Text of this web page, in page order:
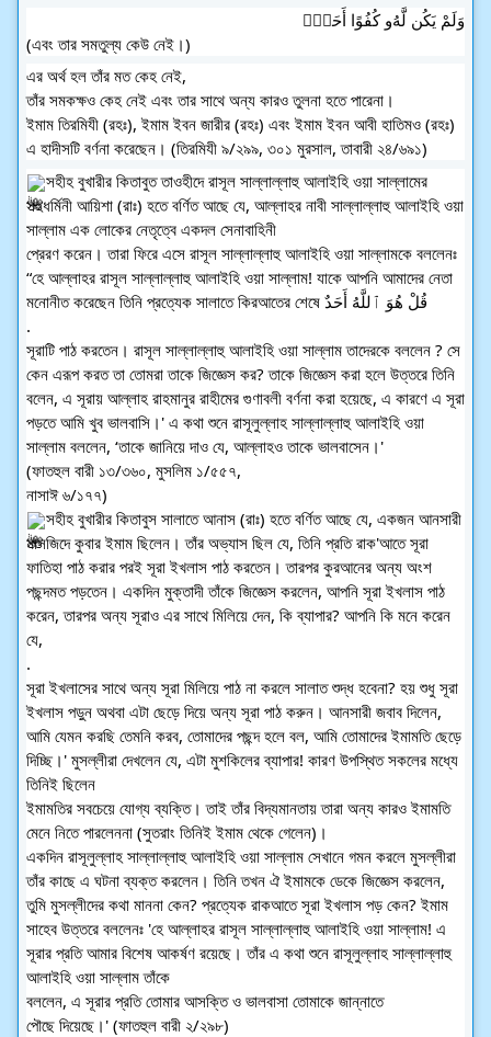
وَلَمْ يَكُن لَّهُ‌و كُفُوًا أَحَدٌۢ
(এবং তার সমতুল্য কেউ নেই।)
এর অর্থ হল তাঁর মত কেহ নেই,
তাঁর সমকক্ষও কেহ নেই এবং তার সাথে অন্য কারও তুলনা হতে পারেনা।
ইমাম তিরমিযী (রহঃ), ইমাম ইবন জারীর (রহঃ) এবং ইমাম ইবন আবী হাতিমও (রহঃ)
এ হাদীসটি বর্ণনা করেছেন। (তিরমিযী ৯/২৯৯, ৩০১ মুরসাল, তাবারী ২৪/৬৯১)
সহীহ বুখারীর কিতাবুত তাওহীদে রাসূল সাল্লাল্লাহু আলাইহি ওয়া সাল্লামের
সহধর্মিনী আয়িশা (রাঃ) হতে বর্ণিত আছে যে, আল্লাহর নাবী সাল্লাল্লাহু আলাইহি ওয়া
সাল্লাম এক লোকের নেতৃত্বে একদল সেনাবাহিনী
প্রেরণ করেন। তারা ফিরে এসে রাসূল সাল্লাল্লাহু আলাইহি ওয়া সাল্লামকে বললেনঃ
“হে আল্লাহর রাসূল সাল্লাল্লাহু আলাইহি ওয়া সাল্লাম! যাকে আপনি আমাদের নেতা
মনোনীত করেছেন তিনি প্রত্যেক সালাতে কিরআতের শেষে قُلْ هُوَ ٱللَّهُ أَحَدٌ
.
সূরাটি পাঠ করতেন। রাসূল সাল্লাল্লাহু আলাইহি ওয়া সাল্লাম তাদেরকে বললেন ? সে
কেন এরূপ করত তা তোমরা তাকে জিজ্ঞেস কর? তাকে জিজ্ঞেস করা হলে উত্তরে তিনি
বলেন, এ সূরায় আল্লাহ রাহমানুর রাহীমের গুণাবলী বর্ণনা করা হয়েছে, এ কারণে এ সূরা
পড়তে আমি খুব ভালবাসি।' এ কথা শুনে রাসূলুল্লাহ সাল্লাল্লাহু আলাইহি ওয়া
সাল্লাম বললেন, ‘তাকে জানিয়ে দাও যে, আল্লাহও তাকে ভালবাসেন।'
(ফাতহুল বারী ১৩/৩৬০, মুসলিম ১/৫৫৭,
নাসাঈ ৬/১৭৭)
সহীহ বুখারীর কিতাবুস সালাতে আনাস (রাঃ) হতে বর্ণিত আছে যে, একজন আনসারী
মাসজিদে কুবার ইমাম ছিলেন। তাঁর অভ্যাস ছিল যে, তিনি প্রতি রাক'আতে সূরা
ফাতিহা পাঠ করার পরই সূরা ইখলাস পাঠ করতেন। তারপর কুরআনের অন্য অংশ
পছন্দমত পড়তেন। একদিন মুক্তাদী তাঁকে জিজ্ঞেস করলেন, আপনি সূরা ইখলাস পাঠ
করেন, তারপর অন্য সূরাও এর সাথে মিলিয়ে দেন, কি ব্যাপার? আপনি কি মনে করেন
যে,
.
সূরা ইখলাসের সাথে অন্য সূরা মিলিয়ে পাঠ না করলে সালাত শুদ্ধ হবেনা? হয় শুধু সূরা
ইখলাস পড়ুন অথবা এটা ছেড়ে দিয়ে অন্য সূরা পাঠ করুন। আনসারী জবাব দিলেন,
আমি যেমন করছি তেমনি করব, তোমাদের পছন্দ হলে বল, আমি তোমাদের ইমামতি ছেড়ে
দিচ্ছি।' মুসল্লীরা দেখলেন যে, এটা মুশকিলের ব্যাপার! কারণ উপস্থিত সকলের মধ্যে
তিনিই ছিলেন
ইমামতির সবচেয়ে যোগ্য ব্যক্তি। তাই তাঁর বিদ্যমানতায় তারা অন্য কারও ইমামতি
মেনে নিতে পারলেননা (সুতরাং তিনিই ইমাম থেকে গেলেন)।
একদিন রাসূলুল্লাহ সাল্লাল্লাহু আলাইহি ওয়া সাল্লাম সেখানে গমন করলে মুসল্লীরা
তাঁর কাছে এ ঘটনা ব্যক্ত করলেন। তিনি তখন ঐ ইমামকে ডেকে জিজ্ঞেস করলেন,
তুমি মুসল্লীদের কথা মাননা কেন? প্রত্যেক রাকআতে সূরা ইখলাস পড় কেন? ইমাম
সাহেব উত্তরে বললেনঃ 'হে আল্লাহর রাসূল সাল্লাল্লাহু আলাইহি ওয়া সাল্লাম! এ
সূরার প্রতি আমার বিশেষ আকর্ষণ রয়েছে। তাঁর এ কথা শুনে রাসূলুল্লাহ সাল্লাল্লাহু
আলাইহি ওয়া সাল্লাম তাঁকে
বললেন, এ সূরার প্রতি তোমার আসক্তি ও ভালবাসা তোমাকে জান্নাতে
পৌছে দিয়েছে।' (ফাতহুল বারী ২/২৯৮)